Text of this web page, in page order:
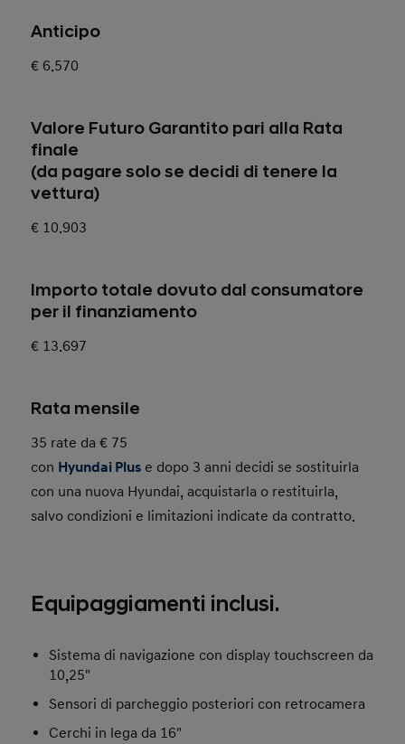
Anticipo
€ 6.570
Valore Futuro Garantito pari alla Rata
finale
(da pagare solo se decidi di tenere la
vettura)
€ 10.903
Importo totale dovuto dal consumatore
per il finanziamento
€ 13.697
Rata mensile
35 rate da € 75
con Hyundai Plus e dopo 3 anni decidi se sostituirla
con una nuova Hyundai, acquistarla o restituirla,
salvo condizioni e limitazioni indicate da contratto.
Equipaggiamenti inclusi.
Sistema di navigazione con display touchscreen da
10,25"
Sensori di parcheggio posteriori con retrocamera
Cerchi in lega da 16"